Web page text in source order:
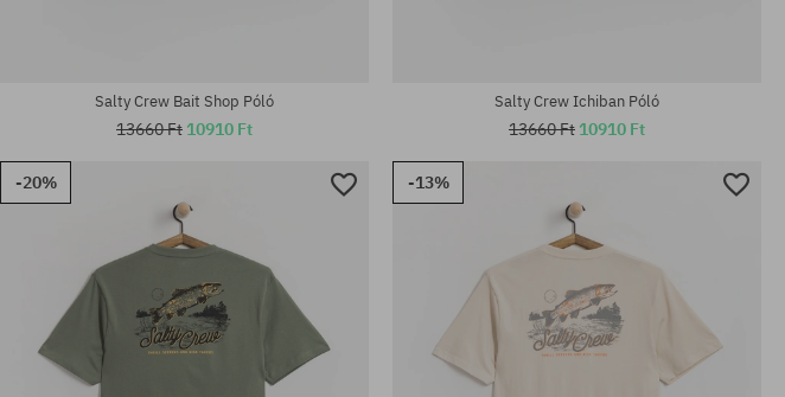
Salty Crew Bait Shop Póló
13660 Ft 10910 Ft
Salty Crew Ichiban Póló
13660 Ft 10910 Ft
-20% -13%